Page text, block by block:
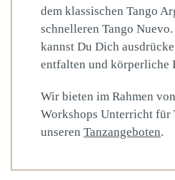
dem klassischen Tango
schnelleren Tango
kannst Du Dich
entfalten und körperliche
Wir bieten im Rahmen
Workshops Unterricht für
unseren Tanzangeboten.